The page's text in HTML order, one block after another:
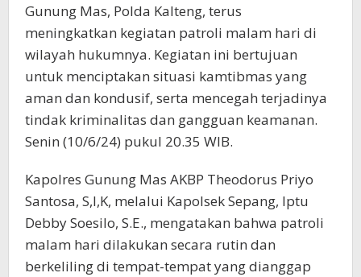
Gunung Mas, Polda Kalteng, terus
meningkatkan kegiatan patroli malam hari di
wilayah hukumnya. Kegiatan ini bertujuan
untuk menciptakan situasi kamtibmas yang
aman dan kondusif, serta mencegah terjadinya
tindak kriminalitas dan gangguan keamanan.
Senin (10/6/24) pukul 20.35 WIB.
Kapolres Gunung Mas AKBP Theodorus Priyo
Santosa, S,I,K, melalui Kapolsek Sepang, Iptu
Debby Soesilo, S.E., mengatakan bahwa patroli
malam hari dilakukan secara rutin dan
berkeliling di tempat-tempat yang dianggap